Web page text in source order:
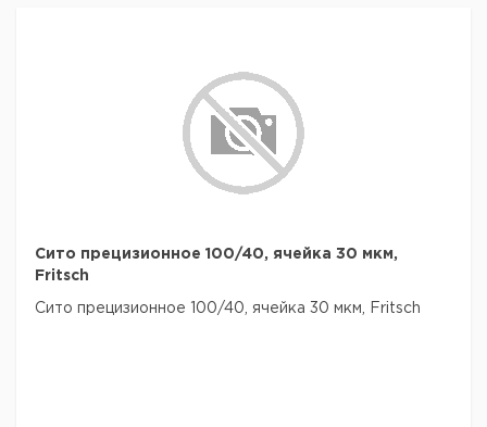
Сито прецизионное 100/40, ячейка 30 мкм,
Fritsch
Сито прецизионное 100/40, ячейка 30 мкм, Fritsch